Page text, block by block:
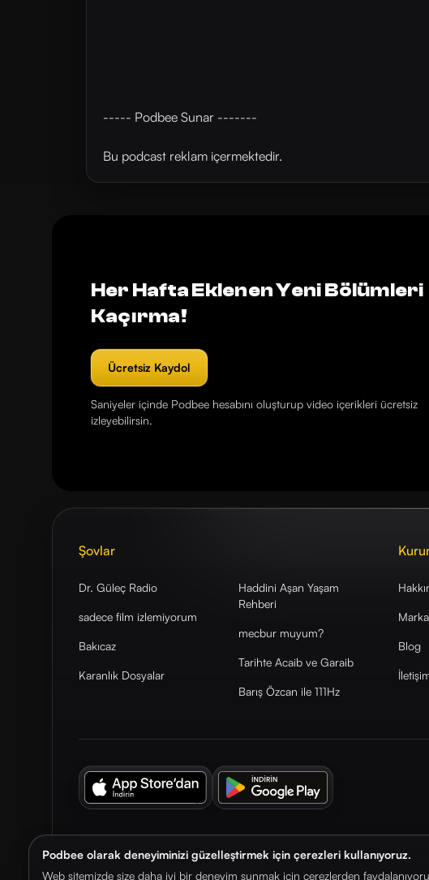
Podbee olarak deneyiminizi güzelleştirmek için çerezleri kullanıyoruz.
Web sitemizde size daha iyi bir deneyim sunmak için çerezlerden
----- Podbee Sunar -------
Bu podcast reklam içermektedir.
Her Hafta Eklenen Yeni Bölümleri
Kaçırma!
Ücretsiz Kaydol
Saniyeler içinde Podbee hesabını oluşturup video içerikleri ücretsiz
izleyebilirsin.
Şovlar
Dr. Güleç Radio
sadece film izlemiyorum
Bakıcaz
Karanlık Dosyalar
Haddini Aşan Yaşam
Rehberi
mecbur muyum?
Tarihte Acaib ve Garaib
Barış Özcan ile 111Hz
Blog
© 2026. Podbee Media. Tüm hakları saklıdır.